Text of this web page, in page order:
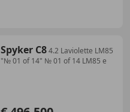
Spyker C84.2 Laviolette LM85
"№ 01 of 14" № 01 of 14 LM85 e